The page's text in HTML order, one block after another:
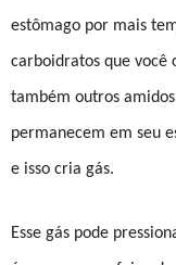
estômago por mais
carboidratos que você
também outros
permanecem em seu
e isso cria gás.
Esse gás pode